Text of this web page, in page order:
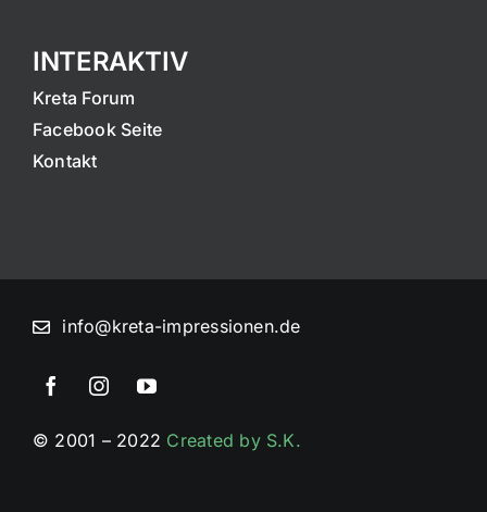
INTERAKTIV
Kreta Forum
Facebook Seite
Kontakt
info@kreta-impressionen.de
© 2001 – 2022 Created by S.K.